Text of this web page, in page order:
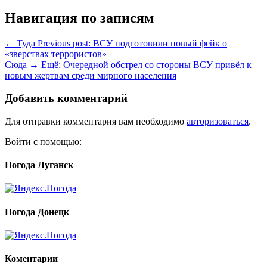
Навигация по записям
← Туда Previous post: ВСУ подготовили новый фейк о
«зверствах террористов»
Сюда → Ещё: Очередной обстрел со стороны ВСУ привёл к
новым жертвам среди мирного населения
Добавить комментарий
Для отправки комментария вам необходимо авторизоваться.
Войти с помощью:
Погода Луганск
Погода Донецк
Коментарии